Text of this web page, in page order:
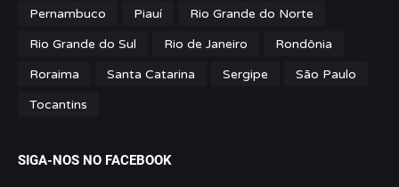
Pernambuco
Piauí
Rio Grande do Norte
Rio Grande do Sul
Rio de Janeiro
Rondônia
Roraima
Santa Catarina Sergipe
São Paulo
Tocantins
SIGA-NOS NO FACEBOOK